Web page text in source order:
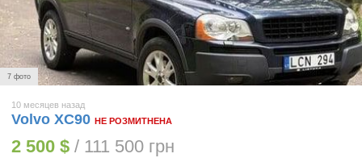
7 фото
10 месяцев назад
Volvo XC90 НЕ РОЗМИТНЕНА
2 500 $ / 111 500 грн